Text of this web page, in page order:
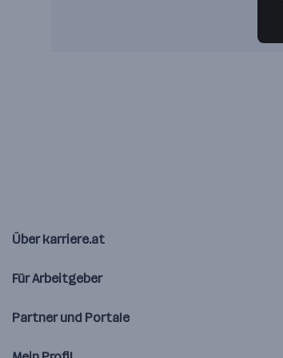
Über karriere.at
Für Arbeitgeber
Partner und Portale